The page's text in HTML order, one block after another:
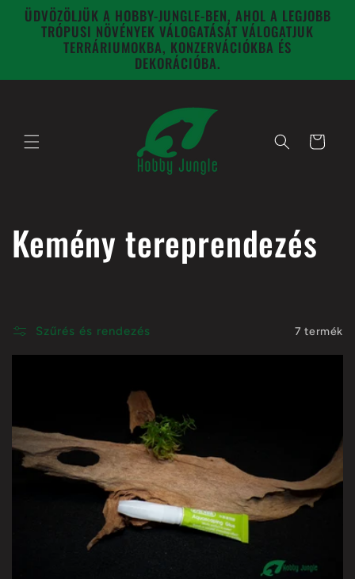
Ugrás a
tartalomhoz
ÜDVÖZÖLJÜK A HOBBY-JUNGLE-BEN, AHOL A LEGJOBB
TRÓPUSI NÖVÉNYEK VÁLOGATÁSÁT VÁLOGATJUK
TERRÁRIUMOKBA, KONZERVÁCIÓKBA ÉS
DEKORÁCIÓBA.
Kosár
K
l
l
k
c
Kemény tereprendezés
Szűrés és rendezés 7 termék